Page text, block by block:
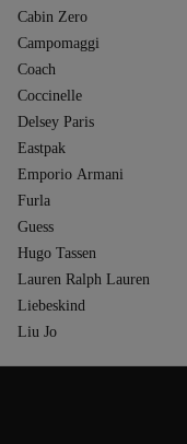
Cabin Zero
Campomaggi
Coach
Coccinelle
Delsey Paris
Eastpak
Emporio Armani
Furla
Guess
Hugo Tassen
Lauren Ralph Lauren
Liebeskind
Liu Jo